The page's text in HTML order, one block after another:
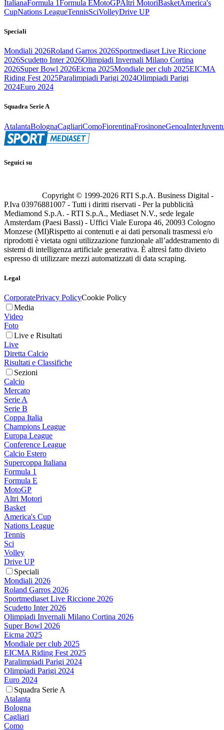
ItalianaFormula 1Formula EMotoGPAltri MotoriBasketAmerica's
CupNations LeagueTennisSciVolleyDrive UP
Speciali
Mondiali 2026Roland Garros 2026Sportmediaset Live Riccione
2026Scudetto Inter 2026Olimpiadi Invernali Milano Cortina
2026Super Bowl 2026Eicma 2025Mondiale per club 2025EICMA
Riding Fest 2025Paralimpiadi Parigi 2024Olimpiadi Parigi
2024Euro 2024
Squadra Serie A
AtalantaBolognaCagliariComoFiorentinaFrosinoneGenoaInter
Seguici su
Copyright © 1999-2026 RTI S.p.A. Business Digital -
P.Iva 03976881007 - Tutti i diritti riservati - Per la pubblicità
Mediamond S.p.A. - RTI S.p.A., Mediaset N.V., sede legale
Amsterdam (Paesi Bassi) - Uffici Viale Europa 46, 20093 Cologno
Monzese (MI)Rispetto ai contenuti e ai dati personali trasmessi e/o
riprodotti è vietata ogni utilizzazione funzionale all’addestramento di
sistemi di intelligenza artificiale generativa. È altresì fatto divieto
espresso di utilizzare mezzi automatizzati di data scraping.
Legal
CorporatePrivacy PolicyCookie Policy
Media
Video
Foto
Live e Risultati
Live
Diretta Calcio
Risultati e Classifiche
Sezioni
Calcio
Mercato
Serie A
Serie B
Coppa Italia
Champions League
Europa League
Conference League
Calcio Estero
Supercoppa Italiana
Formula 1
Formula E
MotoGP
Altri Motori
Basket
America's Cup
Nations League
Tennis
Sci
Volley
Drive UP
Speciali
Mondiali 2026
Roland Garros 2026
Sportmediaset Live Riccione 2026
Scudetto Inter 2026
Olimpiadi Invernali Milano Cortina 2026
Super Bowl 2026
Eicma 2025
Mondiale per club 2025
EICMA Riding Fest 2025
Paralimpiadi Parigi 2024
Olimpiadi Parigi 2024
Euro 2024
Squadra Serie A
Atalanta
Bologna
Cagliari
Como